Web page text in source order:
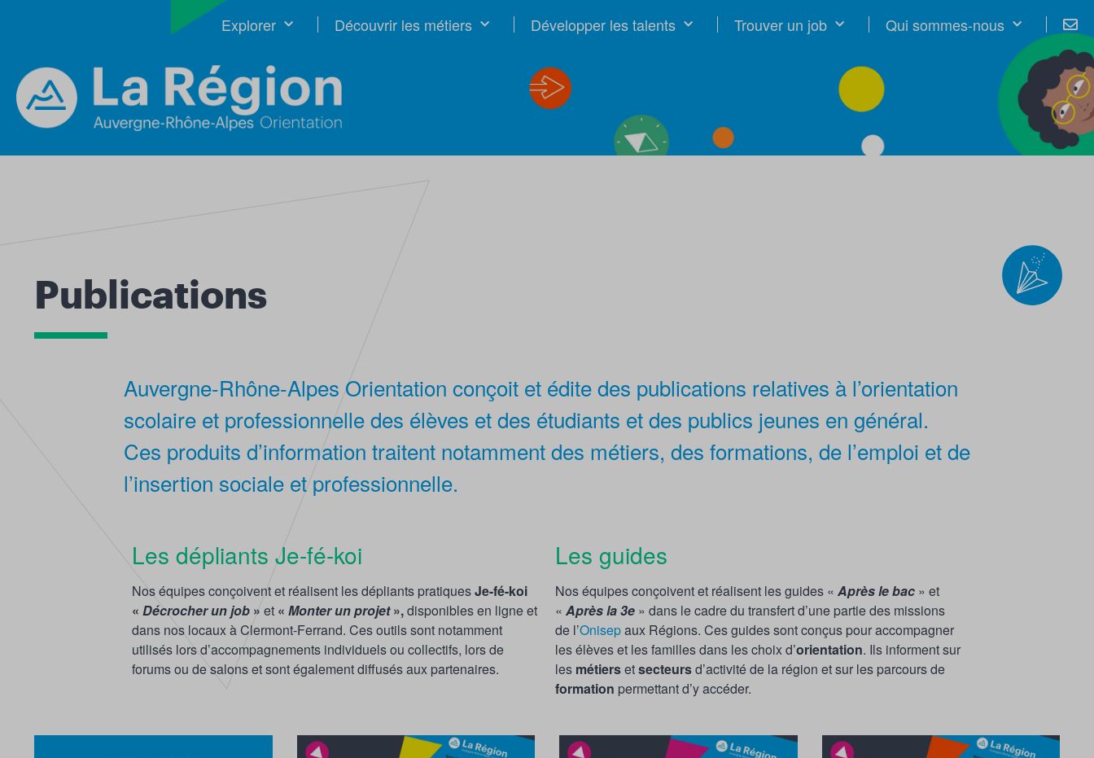
Explorer Découvrir les métiers Développer les talents Trouver un job Qui sommes-nous
Publications
Auvergne-Rhône-Alpes Orientation conçoit et édite des publications relatives à l’orientation
scolaire et professionnelle des élèves et des étudiants et des publics jeunes en général.
Ces produits d’information traitent notamment des métiers, des formations, de l’emploi et de
l’insertion sociale et professionnelle.
Les dépliants Je-fé-koi
Nos équipes conçoivent et réalisent les dépliants pratiquesJe-fé-koi
« Décrocher un job » et « Monter un projet»,disponibles en ligne et
dans nos locaux à Clermont-Ferrand. Ces outils sont notamment
utilisés lors d’accompagnements individuels ou collectifs, lors de
forums ou de salons et sont également diffusés aux partenaires.
Les guides
Nos équipes conçoivent et réalisent les guides « Après le bac » et
« Après la 3e » dans le cadre du transfert d’une partie des missions
de l’Onisepaux Régions. Ces guides sont conçus pour accompagner
les élèves et les familles dans les choix d’orientation. Ils informent sur
les métiersetsecteursd’activité de la région et sur les parcours de
formation permettant d’y accéder.